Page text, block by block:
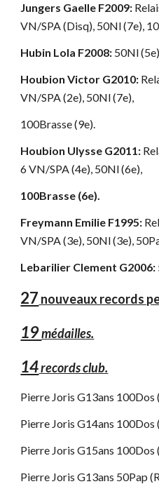
Jungers Gaelle F2009:
VN/SPA (Disq), 50Nl (7e),
Hubin Lola F2008: 50Nl
Houbion Victor G2010:
VN/SPA (2e), 50Nl (7e),
100Brasse (9e).
Houbion Ulysse G2011:
6 VN/SPA (4e), 50Nl (6e),
100Brasse (6e).
Freymann Emilie F1995:
VN/SPA (3e), 50Nl (3e),
Lebarilier Clement G2006:
27 nouveaux records
19médailles.
14records club.
Pierre Joris G13ans 100Dos
Pierre Joris G14ans 100Dos
Pierre Joris G15ans 100Dos
Pierre Joris G13ans 50Pap